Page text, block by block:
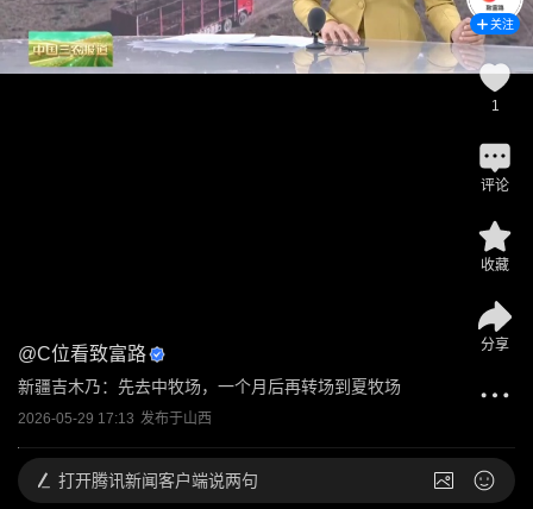
@C位看致富路
新疆吉木乃：先去中牧场，一个月后再转场到夏牧场
2026-05-29 17:13 发布于山西
关注
1
评论
收藏
分享
打开腾讯新闻客户端说两句